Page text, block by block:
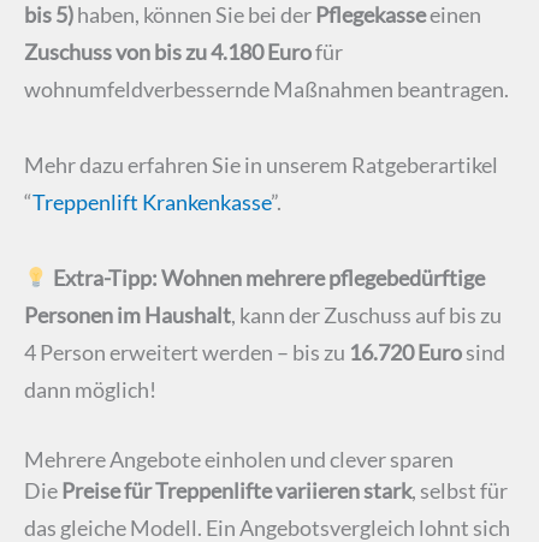
bis 5)haben, können Sie bei derPflegekasseeinen
Zuschuss von bis zu 4.180 Eurofür
wohnumfeldverbessernde Maßnahmen beantragen.
Mehr dazu erfahren Sie in unserem Ratgeberartikel
“Treppenlift Krankenkasse”.
Extra-Tipp:Wohnen mehrere pflegebedürftige
Personen im Haushalt, kann der Zuschuss auf bis zu
4 Person erweitert werden – bis zu 16.720 Eurosind
dann möglich!
Mehrere Angebote einholen und clever sparen
DiePreise für Treppenlifte variieren stark, selbst für
das gleiche Modell. Ein Angebotsvergleich lohnt sich